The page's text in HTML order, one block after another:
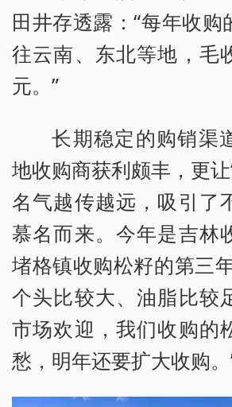
田井存透露：“每年收购
往云南、东北等地，毛
元。”
长期稳定的购销渠
地收购商获利颇丰，更让
名气越传越远，吸引了
慕名而来。今年是吉林
堵格镇收购松籽的第三
个头比较大、油脂比较
市场欢迎，我们收购的
愁，明年还要扩大收购。